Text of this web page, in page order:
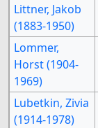
Littner, Jakob
(1883-1950)
Lommer,
Horst (1904-
1969)
Lubetkin, Zivia
(1914-1978)